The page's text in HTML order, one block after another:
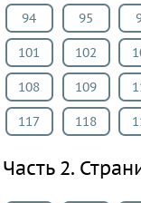
Испанский
язык
Казахский
язык
Мир
природы
и
94 95
101 102
108 109
117 118
Часть 2.